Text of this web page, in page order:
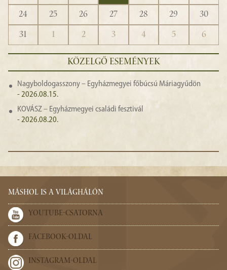
24
25 26 27 28 29
30
31
1 2 3 4 5 6
KÖZELGŐ ESEMÉNYEK
Nagyboldogasszony – Egyházmegyei főbúcsú Máriagyűdön
- 2026.08.15.
KOVÁSZ – Egyházmegyei családi fesztivál
- 2026.08.20.
MÁSHOL IS A VILÁGHÁLÓN
YOUTUBE-CSATORNA
FACEBOOK-OLDAL
INSTAGRAM-OLDAL